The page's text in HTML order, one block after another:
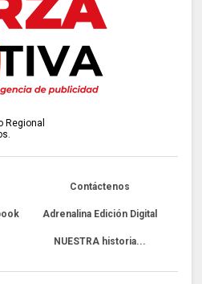
Regional
Contáctenos
Adrenalina Edición Digital
NUESTRA historia...